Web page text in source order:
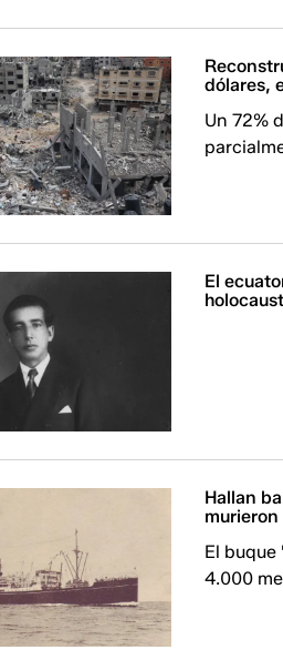
dólares,
Un 72%
El
Hallan
El buque
4.000